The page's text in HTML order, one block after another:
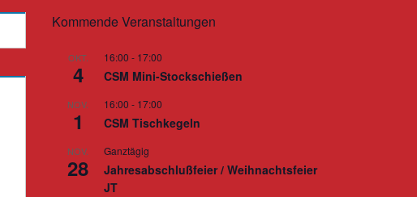
Kommende Veranstaltungen
OKT.
4
16:00 - 17:00
CSM Mini-Stockschießen
NOV.
1
16:00 - 17:00
CSM Tischkegeln
NOV.
28
Ganztägig
Jahresabschlußfeier / Weihnachtsfeier
JT